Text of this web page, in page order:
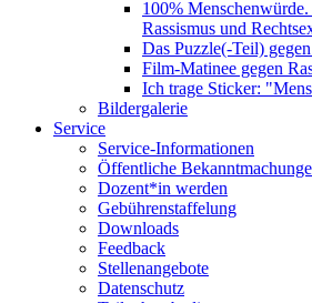
100%
Rassismus und
Das Puzzle(-Teil)
Film-Matinee gegen
Ich trage Sticker:
Bildergalerie
Service
Service-Informationen
Öffentliche
Dozent*in werden
Gebührenstaffelung
Downloads
Feedback
Stellenangebote
Datenschutz